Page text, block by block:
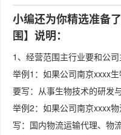
小编还为你精选准备
围】说明：
1、经营范围主行业要和公
举例1：如果公司南京xxxx
要写：从事生物技术的研发与
举例2：如果公司南京xxxx
写：国内物流运输代理、物